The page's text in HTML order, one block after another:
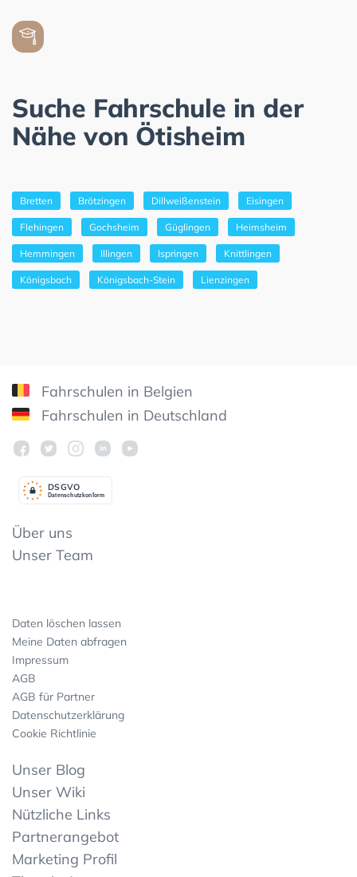
Suche Fahrschule in der
Nähe von Ötisheim
Bretten Brötzingen Dillweißenstein Eisingen
Flehingen Gochsheim Güglingen Heimsheim
Hemmingen Illingen Ispringen Knittlingen
Königsbach Königsbach-Stein Lienzingen
Fahrschulen in Belgien
Fahrschulen in Deutschland
Datenschutzkonform
DSGVO
Über uns
Unser Team
Daten löschen lassen
Meine Daten abfragen
Impressum
AGB
AGB für Partner
Datenschutzerklärung
Cookie Richtlinie
Unser Blog
Unser Wiki
Nützliche Links
Partnerangebot
Marketing Profil